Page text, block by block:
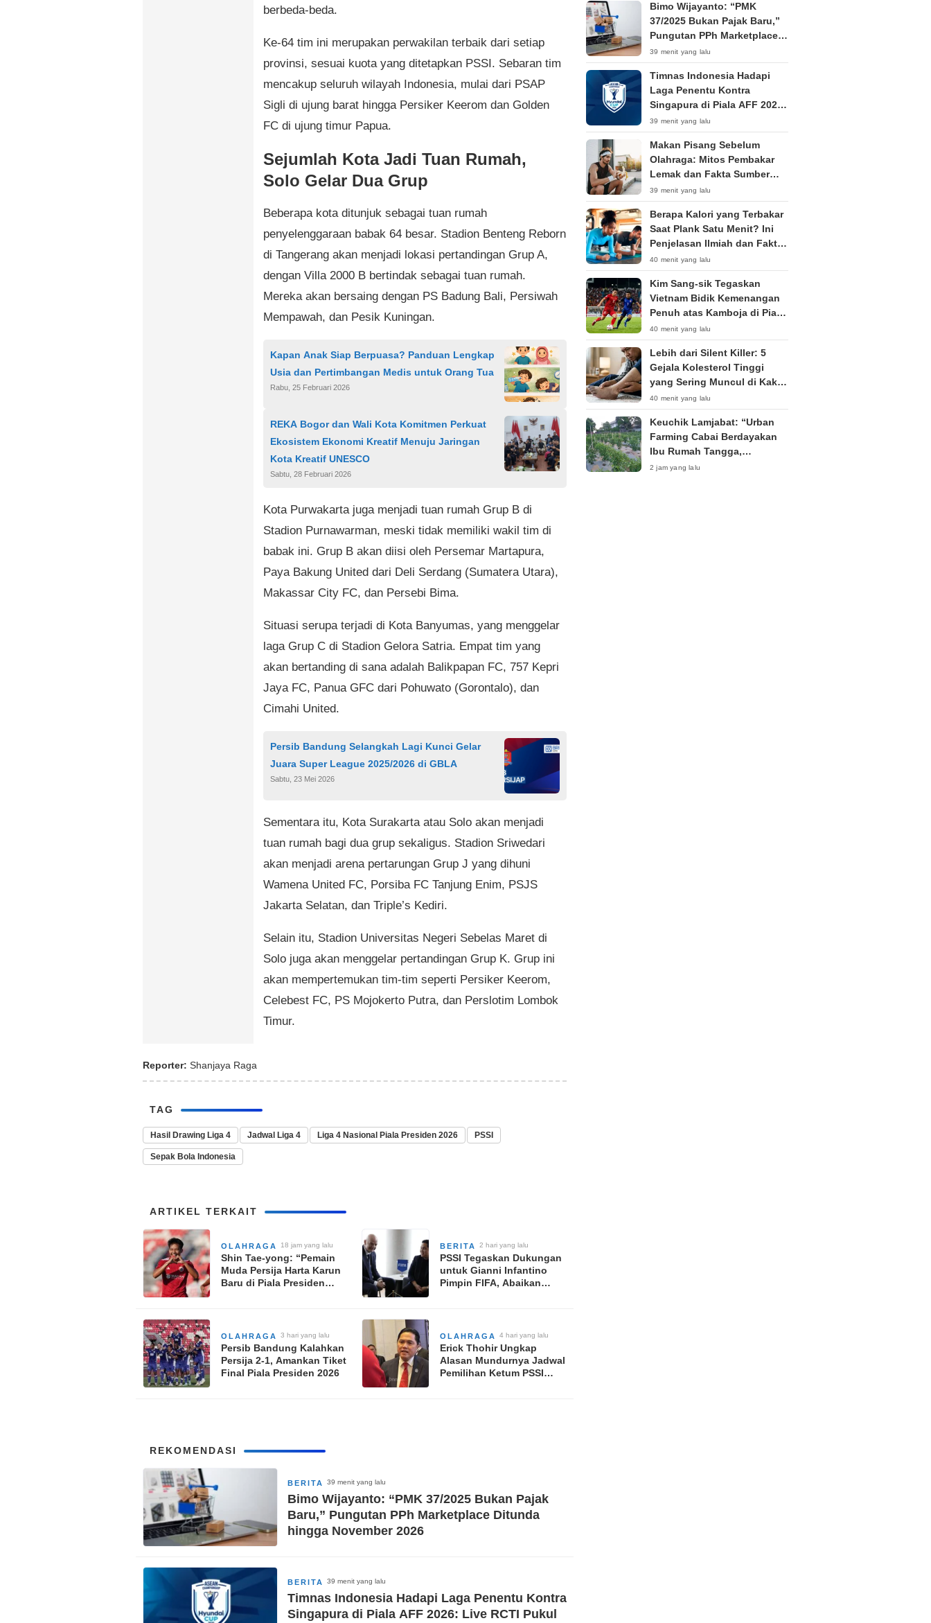
berbeda-beda.
Ke-64 tim ini merupakan perwakilan terbaik dari setiap
provinsi, sesuai kuota yang ditetapkan PSSI. Sebaran tim
mencakup seluruh wilayah Indonesia, mulai dari PSAP
Sigli di ujung barat hingga Persiker Keerom dan Golden
FC di ujung timur Papua.
Sejumlah Kota Jadi Tuan Rumah,
Solo Gelar Dua Grup
Beberapa kota ditunjuk sebagai tuan rumah
penyelenggaraan babak 64 besar. Stadion Benteng Reborn
di Tangerang akan menjadi lokasi pertandingan Grup A,
dengan Villa 2000 B bertindak sebagai tuan rumah.
Mereka akan bersaing dengan PS Badung Bali, Persiwah
Mempawah, dan Pesik Kuningan.
Kapan Anak Siap Berpuasa? Panduan Lengkap
Usia dan Pertimbangan Medis untuk Orang Tua
Rabu, 25 Februari 2026
REKA Bogor dan Wali Kota Komitmen Perkuat
Ekosistem Ekonomi Kreatif Menuju Jaringan
Kota Kreatif UNESCO
Sabtu, 28 Februari 2026
Kota Purwakarta juga menjadi tuan rumah Grup B di
Stadion Purnawarman, meski tidak memiliki wakil tim di
babak ini. Grup B akan diisi oleh Persemar Martapura,
Paya Bakung United dari Deli Serdang (Sumatera Utara),
Makassar City FC, dan Persebi Bima.
Situasi serupa terjadi di Kota Banyumas, yang menggelar
laga Grup C di Stadion Gelora Satria. Empat tim yang
akan bertanding di sana adalah Balikpapan FC, 757 Kepri
Jaya FC, Panua GFC dari Pohuwato (Gorontalo), dan
Cimahi United.
Persib Bandung Selangkah Lagi Kunci Gelar
Juara Super League 2025/2026 di GBLA
Sabtu, 23 Mei 2026
Sementara itu, Kota Surakarta atau Solo akan menjadi
tuan rumah bagi dua grup sekaligus. Stadion Sriwedari
akan menjadi arena pertarungan Grup J yang dihuni
Wamena United FC, Porsiba FC Tanjung Enim, PSJS
Jakarta Selatan, dan Triple’s Kediri.
Selain itu, Stadion Universitas Negeri Sebelas Maret di
Solo juga akan menggelar pertandingan Grup K. Grup ini
akan mempertemukan tim-tim seperti Persiker Keerom,
Celebest FC, PS Mojokerto Putra, dan Perslotim Lombok
Timur.
Reporter: Shanjaya Raga
TAG
Hasil Drawing Liga 4 Jadwal Liga 4 Liga 4 Nasional Piala Presiden 2026 PSSI
Sepak Bola Indonesia
ARTIKEL TERKAIT
OLAHRAGA 18 jam yang lalu
Shin Tae-yong: “Pemain
Muda Persija Harta Karun
Baru di Piala Presiden
BERITA 2 hari yang lalu
PSSI Tegaskan Dukungan
untuk Gianni Infantino
Pimpin FIFA, Abaikan
OLAHRAGA 3 hari yang lalu
Persib Bandung Kalahkan
Persija 2-1, Amankan Tiket
Final Piala Presiden 2026
OLAHRAGA 4 hari yang lalu
Erick Thohir Ungkap
Alasan Mundurnya Jadwal
Pemilihan Ketum PSSI
REKOMENDASI
BERITA 39 menit yang lalu
Bimo Wijayanto: “PMK 37/2025 Bukan Pajak
Baru,” Pungutan PPh Marketplace Ditunda
hingga November 2026
BERITA 39 menit yang lalu
Timnas Indonesia Hadapi Laga Penentu Kontra
Singapura di Piala AFF 2026: Live RCTI Pukul
Bimo Wijayanto: “PMK
37/2025 Bukan Pajak Baru,”
Pungutan PPh Marketplace
Ditunda hingga November
2026
39 menit yang lalu
Timnas Indonesia Hadapi
Laga Penentu Kontra
Singapura di Piala AFF 2026:
Live RCTI Pukul 18.45 WIB
39 menit yang lalu
Makan Pisang Sebelum
Olahraga: Mitos Pembakar
Lemak dan Fakta Sumber
Energi Optimal
39 menit yang lalu
Berapa Kalori yang Terbakar
Saat Plank Satu Menit? Ini
Penjelasan Ilmiah dan Faktor
Penentunya
40 menit yang lalu
Kim Sang-sik Tegaskan
Vietnam Bidik Kemenangan
Penuh atas Kamboja di Piala
AFF 2026
40 menit yang lalu
Lebih dari Silent Killer: 5
Gejala Kolesterol Tinggi
yang Sering Muncul di Kaki
dan Wajib Diwaspadai
40 menit yang lalu
Keuchik Lamjabat: “Urban
Farming Cabai Berdayakan
Ibu Rumah Tangga,
Tingkatkan Ekonomi
2 jam yang lalu